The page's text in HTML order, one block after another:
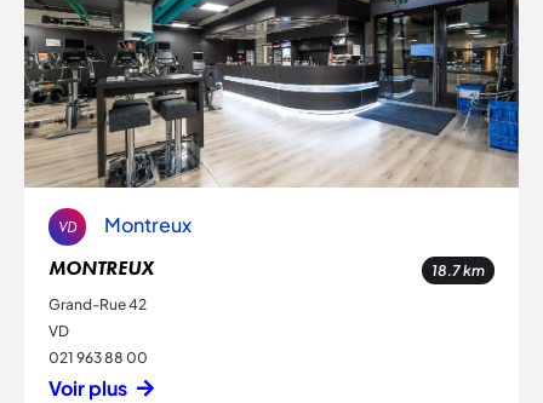
VD Montreux
MONTREUX 18.7km
Grand-Rue 42
VD
021 963 88 00
Voir plus